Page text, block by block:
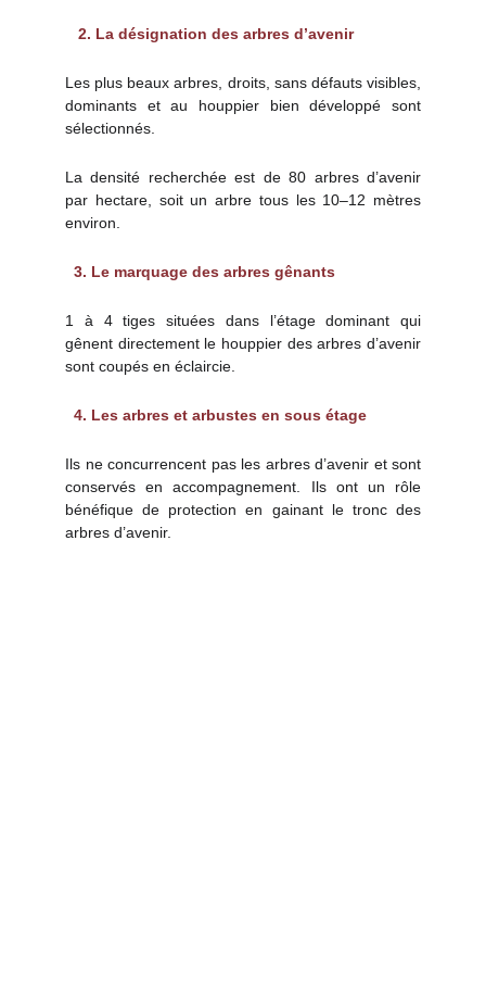
2. La désignation des arbres d’avenir
Les plus beaux arbres, droits, sans défauts visibles,
dominants et au houppier bien développé sont
sélectionnés.
La densité recherchée est de 80 arbres d’avenir
par hectare, soit un arbre tous les 10–12 mètres
environ.
3. Le marquage des arbres gênants
1 à 4 tiges situées dans l’étage dominant qui
gênent directement le houppier des arbres d’avenir
sont coupés en éclaircie.
4. Les arbres et arbustes en sous étage
Ils ne concurrencent pas les arbres d’avenir et sont
conservés en accompagnement. Ils ont un rôle
bénéfique de protection en gainant le tronc des
arbres d’avenir.